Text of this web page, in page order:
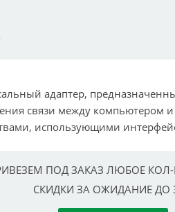
адаптер,
связи между компьютером
использующими
ПОД ЗАКАЗ ЛЮБОЕ
СКИДКИ ЗА ОЖИДАНИЕ ДО